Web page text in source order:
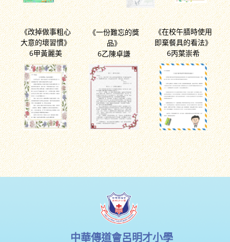
《改掉做事粗心
大意的壞習慣》
6甲黃麗美
《一份難忘的獎
品》
6乙陳卓謙
《在校午膳時使用
即棄餐具的看法》
6丙葉崇希
中華傳道會呂明才小學